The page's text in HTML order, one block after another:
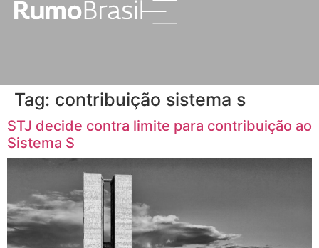
Tag: contribuição sistema s
STJ decide contra limite para contribuição ao
Sistema S